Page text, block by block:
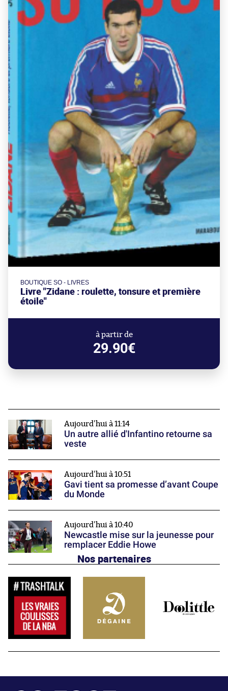
BOUTIQUE SO - LIVRES
Livre "Zidane : roulette, tonsure et première
étoile"
à partir de
29.90€
Aujourd'hui à 11:14
Un autre allié d'Infantino retourne sa
veste
Aujourd'hui à 10:51
Gavi tient sa promesse d’avant Coupe
du Monde
Aujourd'hui à 10:40
Newcastle mise sur la jeunesse pour
remplacer Eddie Howe
Nos partenaires